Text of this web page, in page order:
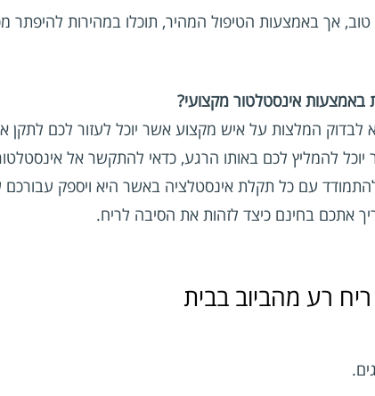
טוב, אך באמצעות הטיפול המהיר, תוכלו במהירות
באמצעות אינסטלטור מקצועי?
המלצות על איש מקצוע אשר יוכל לעזור לכם לתקן
להמליץ לכם באותו הרגע, כדאי להתקשר אל
עם כל תקלת אינסטלציה באשר היא ויספק עבורכם
אתכם בחינם כיצד לזהות את הסיבה לריח.
ריח רע מהביוב בבית